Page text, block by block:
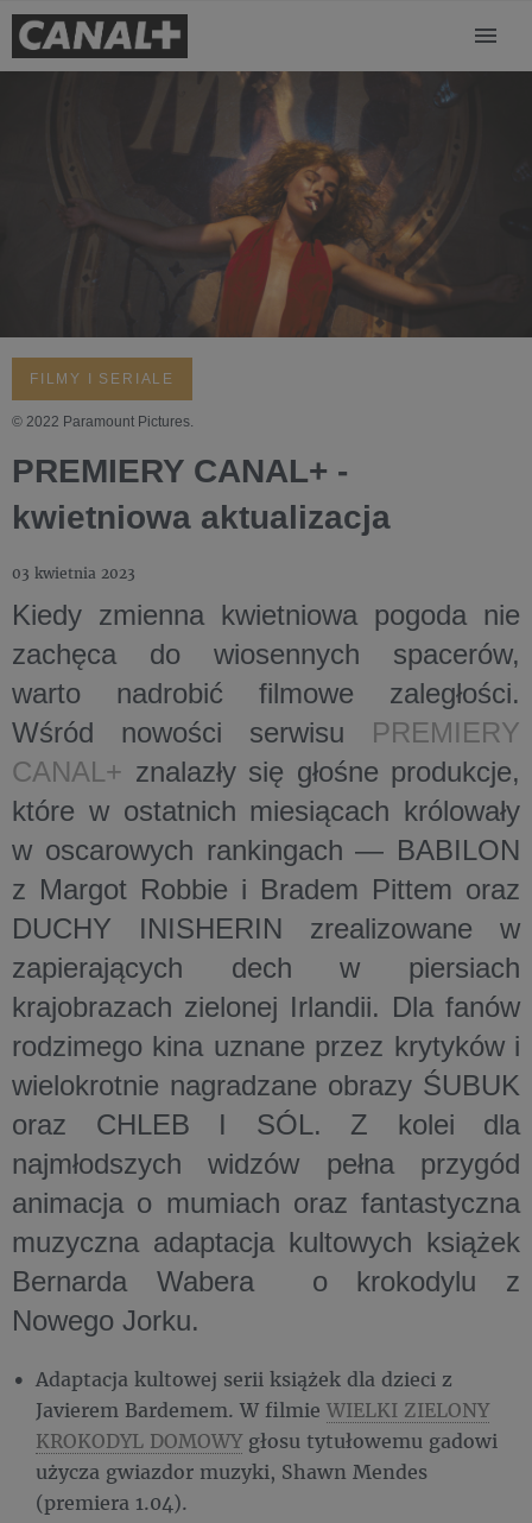
FILMY I SERIALE
© 2022 Paramount Pictures.
PREMIERY CANAL+ -
kwietniowa aktualizacja
03 kwietnia 2023
Kiedy zmienna kwietniowa pogoda nie
zachęca do wiosennych spacerów,
warto nadrobić filmowe zaległości.
Wśród nowości serwisu PREMIERY
CANAL+ znalazły się głośne produkcje,
które w ostatnich miesiącach królowały
w oscarowych rankingach — BABILON
z Margot Robbie i Bradem Pittem oraz
DUCHY INISHERIN zrealizowane w
zapierających dech w piersiach
krajobrazach zielonej Irlandii. Dla fanów
rodzimego kina uznane przez krytyków i
wielokrotnie nagradzane obrazy ŚUBUK
oraz CHLEB I SÓL. Z kolei dla
najmłodszych widzów pełna przygód
animacja o mumiach oraz fantastyczna
muzyczna adaptacja kultowych książek
Bernarda Wabera o krokodylu z
Nowego Jorku.
Adaptacja kultowej serii książek dla dzieci z
Javierem Bardemem. W filmie WIELKI ZIELONY
KROKODYL DOMOWYgłosu tytułowemu gadowi
użycza gwiazdor muzyki, Shawn Mendes
(premiera 1.04).